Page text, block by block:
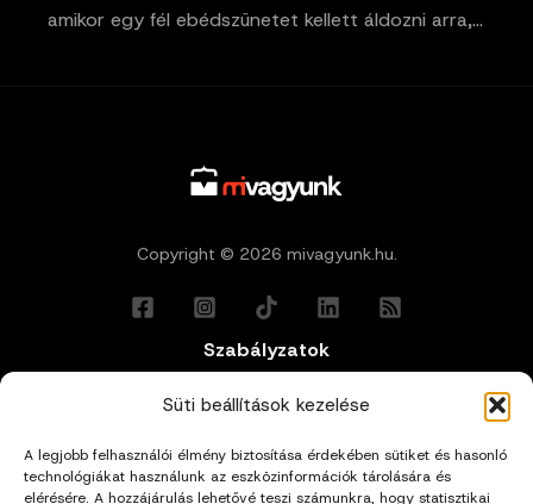
Süti beállítások kezelése
A legjobb felhasználói élmény biztosítása érdekében sütiket és hasonló
technológiákat használunk az eszközinformációk tárolására és
elérésére. A hozzájárulás lehetővé teszi számunkra, hogy statisztikai
amikor egy fél ebédszünetet kellett áldozni arra,…
Copyright © 2026 mivagyunk.hu.
Szabályzatok
Általános Felhasználási Feltételek
Adatkezelési Tájékoztató